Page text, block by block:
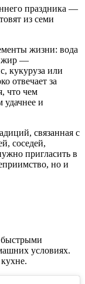
праздника —
из семи
жизни: вода
жир —
кукуруза или
отвечает за
что чем
удачнее и
связанная с
соседей,
пригласить в
но и
условиях.